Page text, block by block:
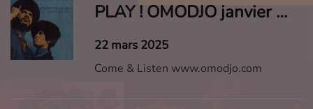
PLAY ! OMODJO janvier 2025
22 mars 2025
Come & Listen www.omodjo.com